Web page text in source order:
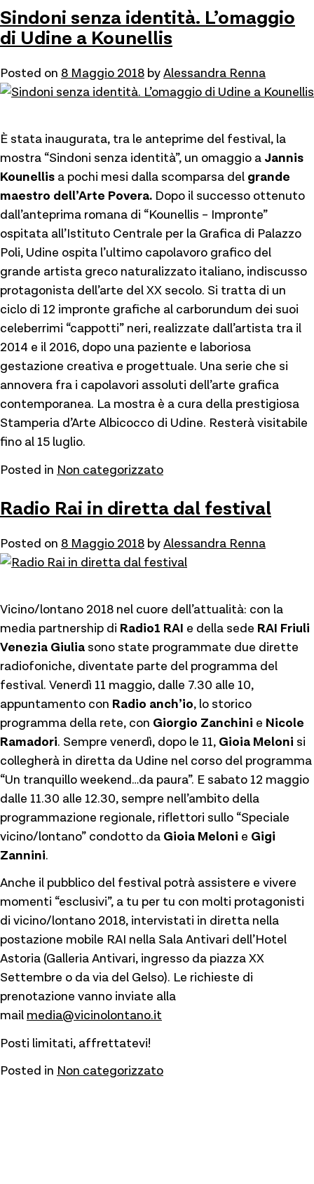
Sindoni senza identità. L’omaggio
di Udine a Kounellis
Posted on 8 Maggio 2018 byAlessandra Renna
È stata inaugurata, tra le anteprime del festival, la
mostra “Sindoni senza identità”, un omaggio a Jannis
Kounellis a pochi mesi dalla scomparsa del grande
maestro dell’Arte Povera. Dopo il successo ottenuto
dall’anteprima romana di “Kounellis – Impronte”
ospitata all’Istituto Centrale per la Grafica di Palazzo
Poli, Udine ospita l’ultimo capolavoro grafico del
grande artista greco naturalizzato italiano, indiscusso
protagonista dell’arte del XX secolo. Si tratta di un
ciclo di 12 impronte grafiche al carborundum dei suoi
celeberrimi “cappotti” neri, realizzate dall’artista tra il
2014 e il 2016, dopo una paziente e laboriosa
gestazione creativa e progettuale. Una serie che si
annovera fra i capolavori assoluti dell’arte grafica
contemporanea. La mostra è a cura della prestigiosa
Stamperia d’Arte Albicocco di Udine. Resterà visitabile
fino al 15 luglio.
Posted in Non categorizzato
Radio Rai in diretta dal festival
Posted on 8 Maggio 2018 byAlessandra Renna
Vicino/lontano 2018 nel cuore dell’attualità: con la
media partnership di Radio1 RAI e della sede RAI Friuli
Venezia Giulia sono state programmate due dirette
radiofoniche, diventate parte del programma del
festival. Venerdì 11 maggio, dalle 7.30 alle 10,
appuntamento con Radio anch’io, lo storico
programma della rete, con Giorgio Zanchini e Nicole
Ramadori. Sempre venerdì, dopo le 11, Gioia Meloni si
collegherà in diretta da Udine nel corso del programma
“Un tranquillo weekend…da paura”. E sabato 12 maggio
dalle 11.30 alle 12.30, sempre nell’ambito della
programmazione regionale, riflettori sullo “Speciale
vicino/lontano” condotto da Gioia Meloni e Gigi
Zannini.
Anche il pubblico del festival potrà assistere e vivere
momenti “esclusivi”, a tu per tu con molti protagonisti
di vicino/lontano 2018, intervistati in diretta nella
postazione mobile RAI nella Sala Antivari dell’Hotel
Astoria (Galleria Antivari, ingresso da piazza XX
Settembre o da via del Gelso). Le richieste di
prenotazione vanno inviate alla
mail media@vicinolontano.it
Posti limitati, affrettatevi!
Posted in Non categorizzato